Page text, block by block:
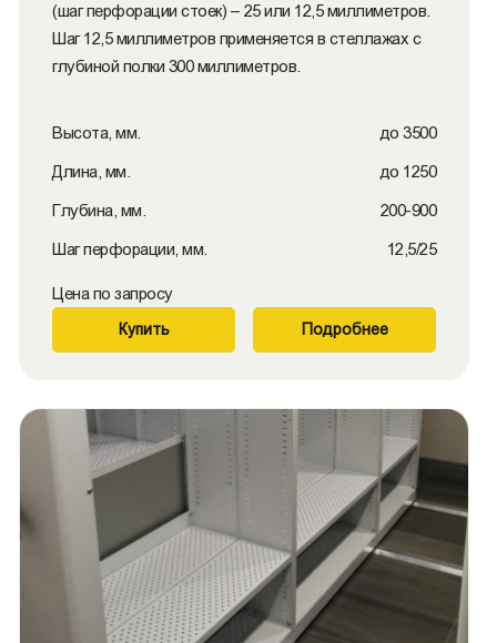
(шаг перфорации стоек) – 25 или 12,5 миллиметров.
Шаг 12,5 миллиметров применяется в стеллажах с
глубиной полки 300 миллиметров.
Высота, мм. до 3500
Длина, мм. до 1250
Глубина, мм. 200-900
Шаг перфорации, мм. 12,5/25
Цена по запросу
Купить Подробнее